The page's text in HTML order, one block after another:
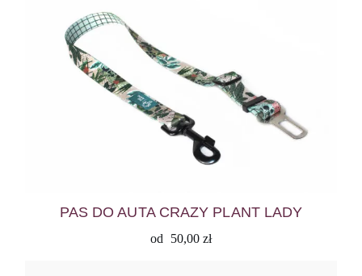
PAS DO AUTA CRAZY PLANT LADY
od 50,00 zł